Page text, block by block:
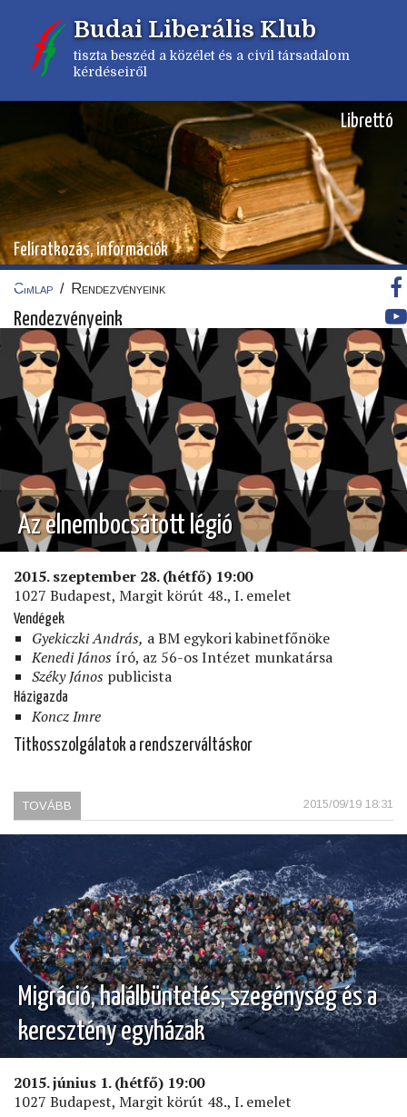
tartalomra
Budai Liberális Klub
tiszta beszéd a közélet és a civil társadalom
kérdéseiről
Librettó
Feliratkozás, információk
Címlap / Rendezvényeink
Rendezvényeink
Az elnembocsátott légió
2015. szeptember 28. (hétfő) 19:00
1027 Budapest, Margit körút 48., I. emelet
Vendégek
Gyekiczki András, a BM egykori kabinetfőnöke
Kenedi János író, az 56-os Intézet munkatársa
Széky János publicista
Házigazda
Koncz Imre
Titkosszolgálatok a rendszerváltáskor
2015/09/19 18:31
TOVÁBB
ELNEMBOCSÁTOTT
LÉGIÓ)
Migráció, halálbüntetés, szegénység és a
keresztény egyházak
2015. június 1. (hétfő) 19:00
1027 Budapest, Margit körút 48., I. emelet